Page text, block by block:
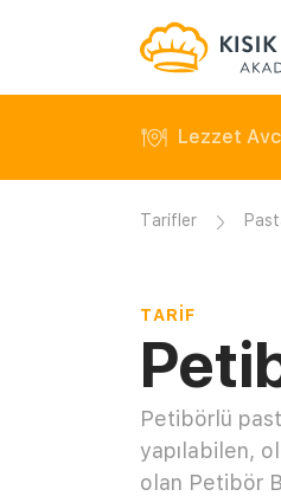
Lezzet
Tarifler
TARIF
Petibörlü
yapılabilen,
olan Petibör